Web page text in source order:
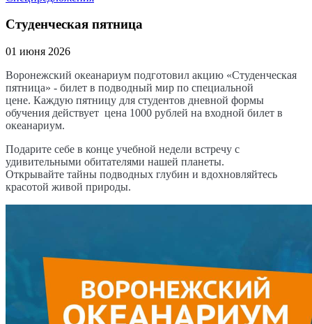
Студенческая пятница
01 июня 2026
Воронежский океанариум подготовил акцию «Студенческая
пятница» - билет в подводный мир по специальной
цене. Каждую пятницу для студентов дневной формы
обучения действует цена 1000 рублей на входной билет в
океанариум.
Подарите себе в конце учебной недели встречу с
удивительными обитателями нашей планеты.
Открывайте тайны подводных глубин и вдохновляйтесь
красотой живой природы.